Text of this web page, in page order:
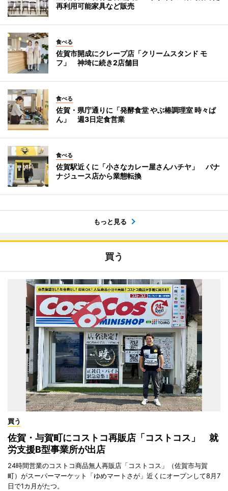
再利用可能家具など販売
食べる
佐賀市開成にクレープ店「クリームスタンド モ
フ」 神埼に続き2店舗目
食べる
佐賀・県庁通りに「発酵食堂 やぶ椿調理室 時々ぱ
ん」 週3日定食営業
食べる
佐賀駅近くに「小さなカレー屋さんハチヤ」 バナ
ナジュース店から業態転換
もっと見る
買う
買う
佐賀・与賀町にコストコ再販店「コストコス」 就
労支援B型事業所が出店
24時間営業のコストコ商品無人再販店「コストコス」（佐賀市与賀
町）がスーパーマーケット「ゆめマートさが」近くにオープンして8月7
日で1カ月がたつ。